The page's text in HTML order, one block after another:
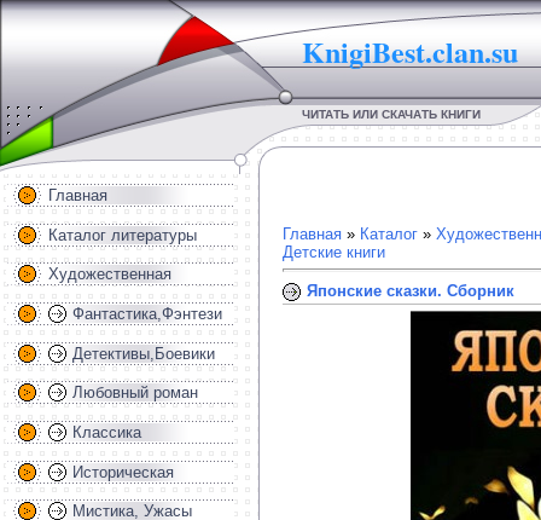
KnigiBest.clan.su
ЧИТАТЬ ИЛИ СКАЧАТЬ КНИГИ
Главная
Каталог литературы
Художественная
Фантастика,Фэнтези
Детективы,Боевики
Любовный роман
Классика
Историческая
Мистика, Ужасы
Главная » Каталог »
Детские книги
Японские сказки. Сборник